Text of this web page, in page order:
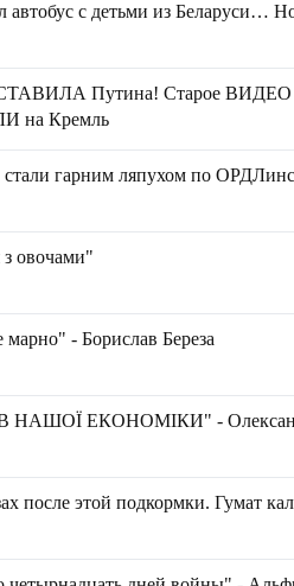
автобус с детьми из Беларуси…
Путина! Старое
на Кремль
стали гарним ляпухом по
овочами"
марно" - Борислав Береза
ЕКОНОМІКИ" -
после этой подкормки. Гумат